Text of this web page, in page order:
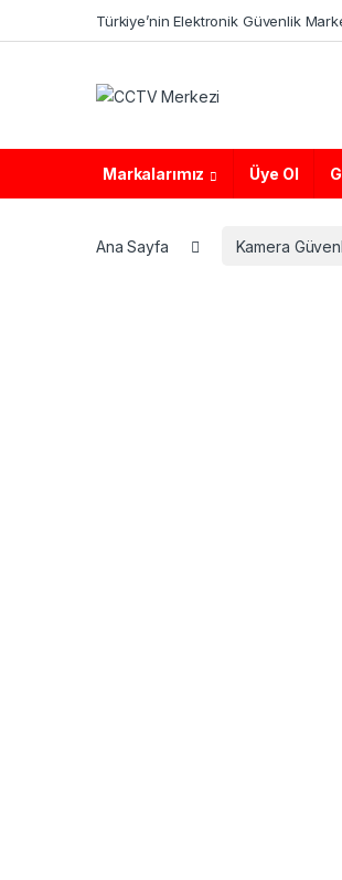
Türkiye’nin Elektronik Güvenlik
Markalarımız Üye Ol
Ana Sayfa Kamera